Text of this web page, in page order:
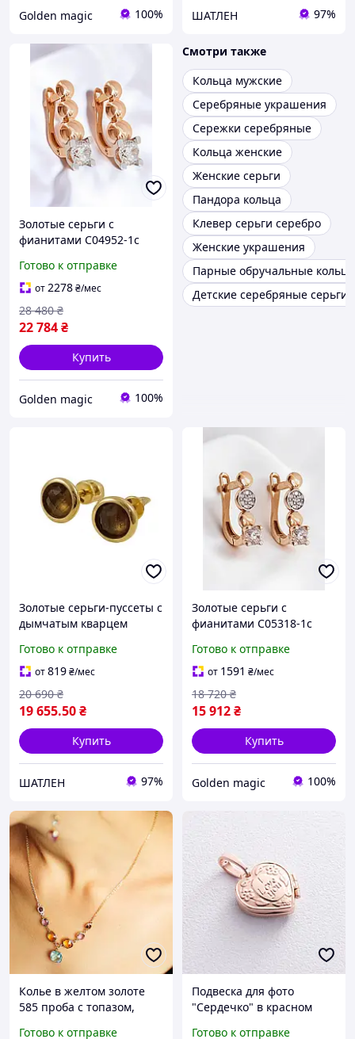
Golden magic 100% ШАТЛЕН 97%
Золотые серьги с
фианитами С04952-1с
Готово к отправке
от2278₴/мес
22 784₴
28 480 ₴
Купить
Golden magic 100%
Смотри также
Кольца мужские
Серебряные украшения
Сережки серебряные
Кольца женские
Женские серьги
Пандора кольца
Клевер серьги серебро
Женские украшения
Парные обручальные кольца
Детские серебряные серьги
Золотые серьги-пуссеты с
дымчатым кварцем
Готово к отправке
от819₴/мес
19 655.50₴
20 690 ₴
Купить
ШАТЛЕН 97%
Золотые серьги с
фианитами С05318-1с
Готово к отправке
от 1591 ₴/мес
15 912₴
18 720 ₴
Купить
Golden magic 100%
Колье в желтом золоте
585 проба с топазом,
Готово к отправке
Подвеска для фото
"Сердечко" в красном
Готово к отправке